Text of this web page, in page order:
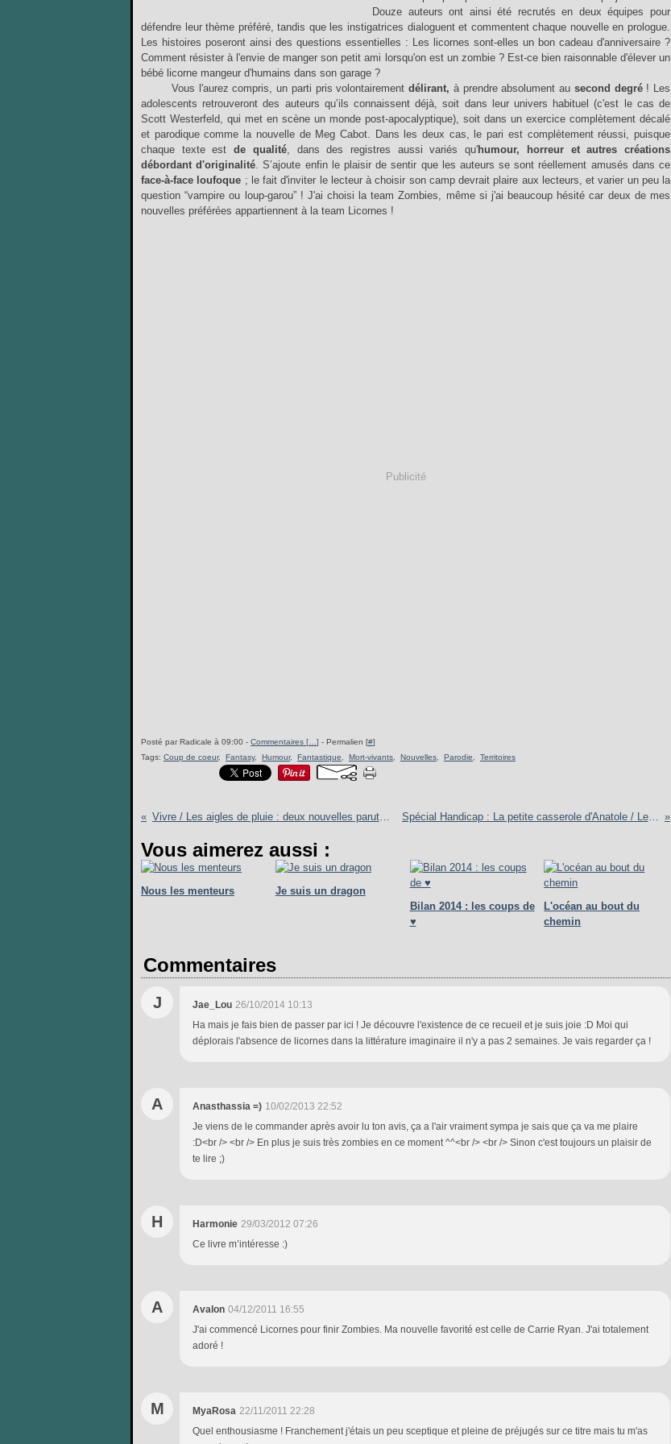
Douze auteurs ont ainsi été recrutés en deux équipes pour
défendre leur thème préféré, tandis que les instigatrices dialoguent et commentent chaque nouvelle en prologue.
Les histoires poseront ainsi des questions essentielles : Les licornes sont-elles un bon cadeau d'anniversaire ?
Comment résister à l'envie de manger son petit ami lorsqu'on est un zombie ? Est-ce bien raisonnable d'élever un
bébé licorne mangeur d'humains dans son garage ?
Vous l'aurez compris, un parti pris volontairementdélirant, à prendre absolument au second degré! Les
adolescents retrouveront des auteurs qu’ils connaissent déjà, soit dans leur univers habituel (c'est le cas de
Scott Westerfeld, qui met en scène un monde post-apocalyptique), soit dans un exercice complètement décalé
et parodique comme la nouvelle de Meg Cabot. Dans les deux cas, le pari est complètement réussi, puisque
chaque texte estde qualité, dans des registres aussi variés qu'humour, horreur et autres créations
débordant d'originalité. S’ajoute enfin le plaisir de sentir que les auteurs se sont réellement amusés dans ce
face-à-face loufoque ; le fait d'inviter le lecteur à choisir son camp devrait plaire aux lecteurs, et varier un peu la
question “vampire ou loup-garou” ! J'ai choisi la team Zombies, même si j'ai beaucoup hésité car deux de mes
nouvelles préférées appartiennent à la team Licornes !
Publicité
Posté par Radicale à 09:00 - Commentaires [ ] - Permalien [#]
Tags: Coup de coeur, Fantasy, Humour, Fantastique Mort-vivants Nouvelles Parodie Territoires
Vivre / Les aigles de pluie : deux nouvelles parutions mini Syros Soon Spécial Handicap : La petite casserole d'Anatole / Le livre noir des couleurs
Vous aimerez aussi :
Nous les menteurs
Je suis un dragon
Bilan 2014 : les coups de
♥
L'océan au bout du
chemin
Commentaires
J Jae_Lou 26/10/2014 10:13
Ha mais je fais bien de passer par ici ! Je découvre l'existence de ce recueil et je suis joie :D Moi qui
déplorais l'absence de licornes dans la littérature imaginaire il n'y a pas 2 semaines. Je vais regarder ça !
A Anasthassia =) 10/02/2013 22:52
Je viens de le commander après avoir lu ton avis, ça a l'air vraiment sympa je sais que ça va me plaire
:D<br /> <br /> En plus je suis très zombies en ce moment ^^<br /> <br /> Sinon c'est toujours un plaisir de
te lire ;)
H Harmonie 29/03/2012 07:26
Ce livre m’intéresse :)
A Avalon 04/12/2011 16:55
J'ai commencé Licornes pour finir Zombies. Ma nouvelle favorité est celle de Carrie Ryan. J'ai totalement
adoré !
M MyaRosa 22/11/2011 22:28
Quel enthousiasme ! Franchement j'étais un peu sceptique et pleine de préjugés sur ce titre mais tu m'as